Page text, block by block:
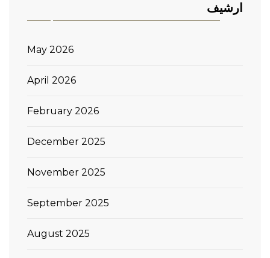
ارشيف
May 2026
April 2026
February 2026
December 2025
November 2025
September 2025
August 2025